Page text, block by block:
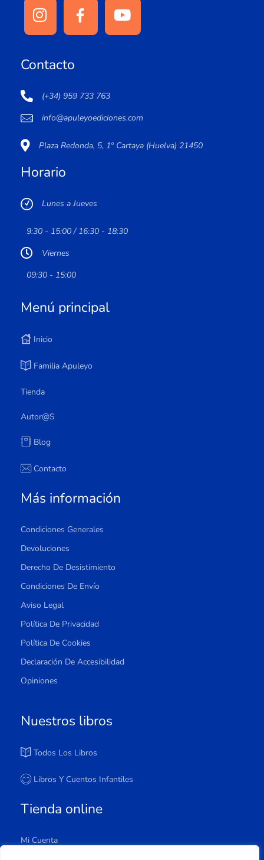
Contacto
(+34) 959 733 763
info@apuleyoediciones.com
Plaza Redonda, 5, 1º Cartaya (Huelva) 21450
Horario
Lunes a Jueves
9:30 - 15:00 / 16:30 - 18:30
Viernes
09:30 - 15:00
Menú principal
Inicio
Familia Apuleyo
Tienda
Autor@s
Blog
Contacto
Más información
Condiciones Generales
Devoluciones
Derecho De Desistimiento
Condiciones De Envío
Aviso Legal
Política De Privacidad
Política De Cookies
Declaración De Accesibilidad
Opiniones
Nuestros libros
Todos Los Libros
Libros Y Cuentos Infantiles
Tienda online
Mi Cuenta